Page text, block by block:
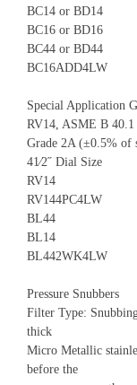
BC14 or BD14
BC16 or BD16
BC44 or BD44
BC16ADD4LW
Special Application
RV14, ASME B 40.1
Grade 2A (±0.5% of
41⁄2˝ Dial Size
RV14
RV144PC4LW
BL44
BL14
BL442WK4LW
Pressure Snubbers
Filter Type: Snubbing
thick
Micro Metallic
before the